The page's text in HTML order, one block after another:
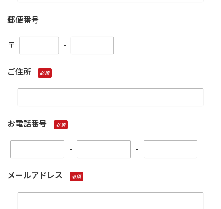
郵便番号
〒 -
ご住所 必須
お電話番号 必須
- -
メールアドレス 必須